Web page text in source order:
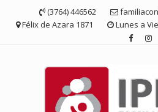
contenido
(3764) 446562
Félix de Azara 1871
Lunes a